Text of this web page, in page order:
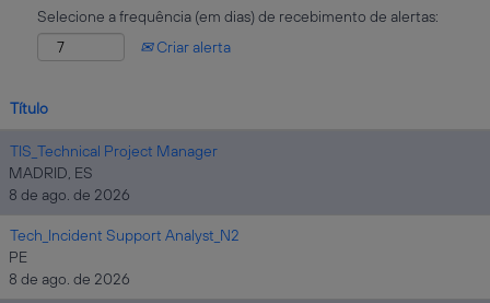
Selecione a frequência (em dias) de recebimento de alertas:
Criar alerta
Título
TIS_Technical Project Manager
MADRID, ES
8 de ago. de 2026
Tech_Incident Support Analyst_N2
PE
8 de ago. de 2026